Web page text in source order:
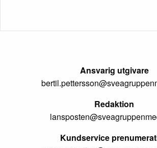
Ansvarig utgivare
Redaktion
Kundservice